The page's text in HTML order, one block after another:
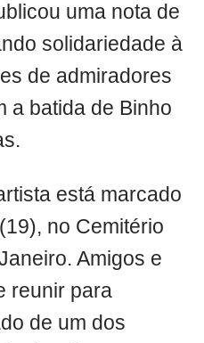
uma nota de
solidariedade à
de admiradores
a batida de Binho
está marcado
no Cemitério
Amigos e
reunir para
de um dos